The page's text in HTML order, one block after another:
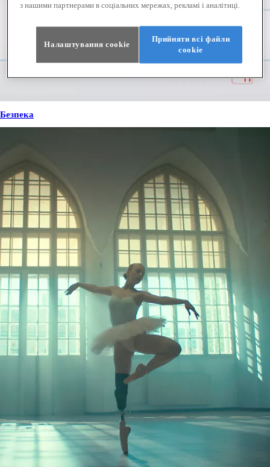
Безпека
з нашими партнерами в соціальних мережах, рекламі і аналітиці.
Налаштування cookie
Прийняти всі файли
сookie